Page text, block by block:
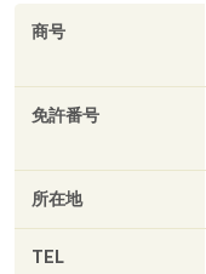
商号
免許番号
所在地
TEL